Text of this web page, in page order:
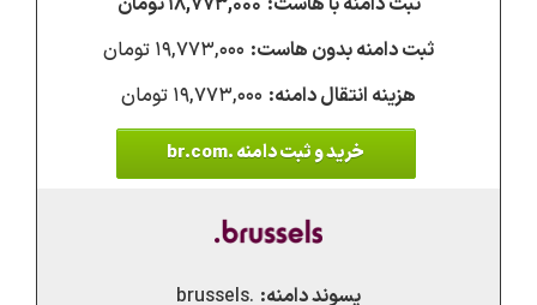
۱۹,۷۷۳,۰۰۰ تومان
۱۹,۷۷۳,۰۰۰ تومان
خرید و ثبت دامنه .br.com
.brussels